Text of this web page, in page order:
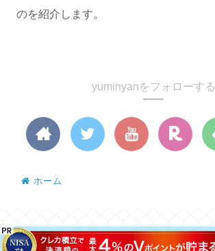
のを紹介します。
yuminyanをフォローする
ホーム